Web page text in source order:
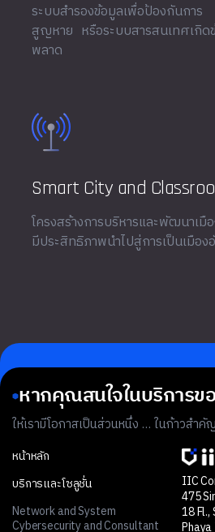
ระบบสำรองข้อมูลเพื่อป้องกันการ
สูญหาย หรือระบบสารสนเทศเกิด
พลาด
Smart City and
โครงสร้างการบริหารและพัฒนาเมื
มีประสิทธิภาพนำไปสู่การเป็นเมือง
หากคุณสนใจในบริการข
ให้เรามีโอกาสเป็นส่วนหนึ่ง … ในก้าวสำ
หน้าหลัก
บริการและโซลูชั่น
Network and System
Cybersecurity and Consultant
IIC
475
18 Fl.,